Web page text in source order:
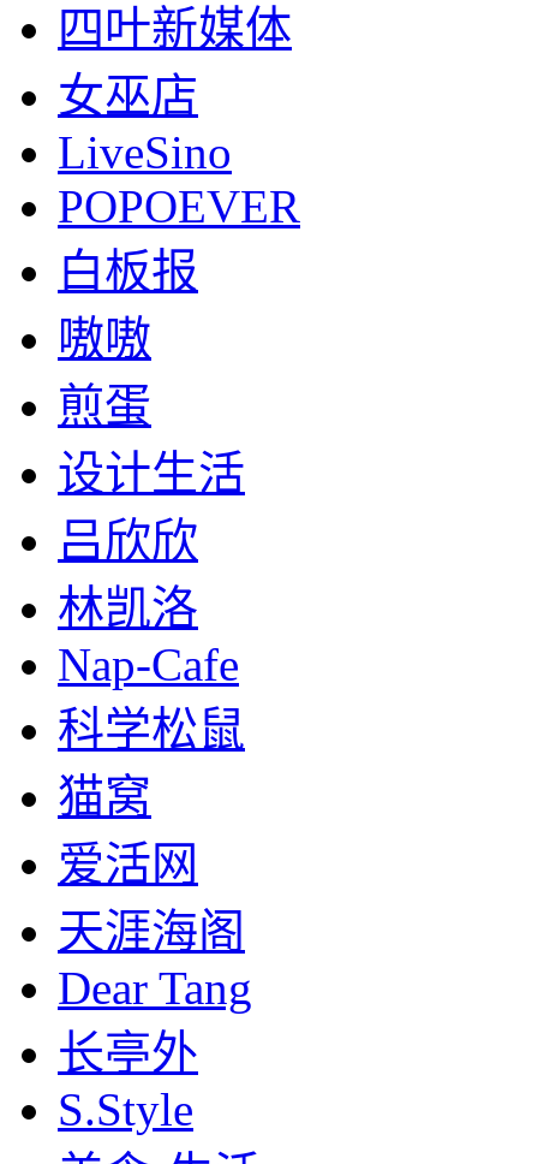
四叶新媒体
女巫店
LiveSino
POPOEVER
白板报
嗷嗷
煎蛋
设计生活
吕欣欣
林凯洛
Nap-Cafe
科学松鼠
猫窝
爱活网
天涯海阁
Dear Tang
长亭外
S.Style